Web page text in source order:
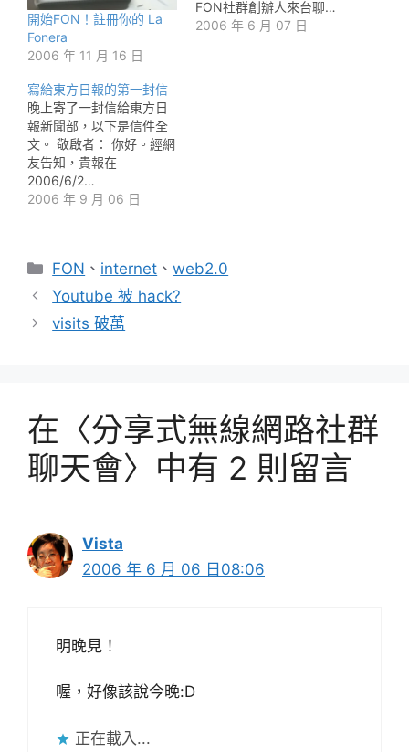
開始FON！註冊你的 La
Fonera
2006 年 11 月 16 日
FON社群創辦人來台聊…
2006 年 6 月 07 日
寫給東方日報的第一封信
晚上寄了一封信給東方日
報新聞部，以下是信件全
文。 敬啟者： 你好。經網
友告知，貴報在
2006/6/2…
2006 年 9 月 06 日
分
類
FON 、 internet 、web2.0
Youtube 被 hack?
visits 破萬
在〈分享式無線網路社群
聊天會〉中有 2 則留言
Vista
2006 年 6 月 06 日08:06
明晚見！
喔，好像該說今晚:D
正在載入...